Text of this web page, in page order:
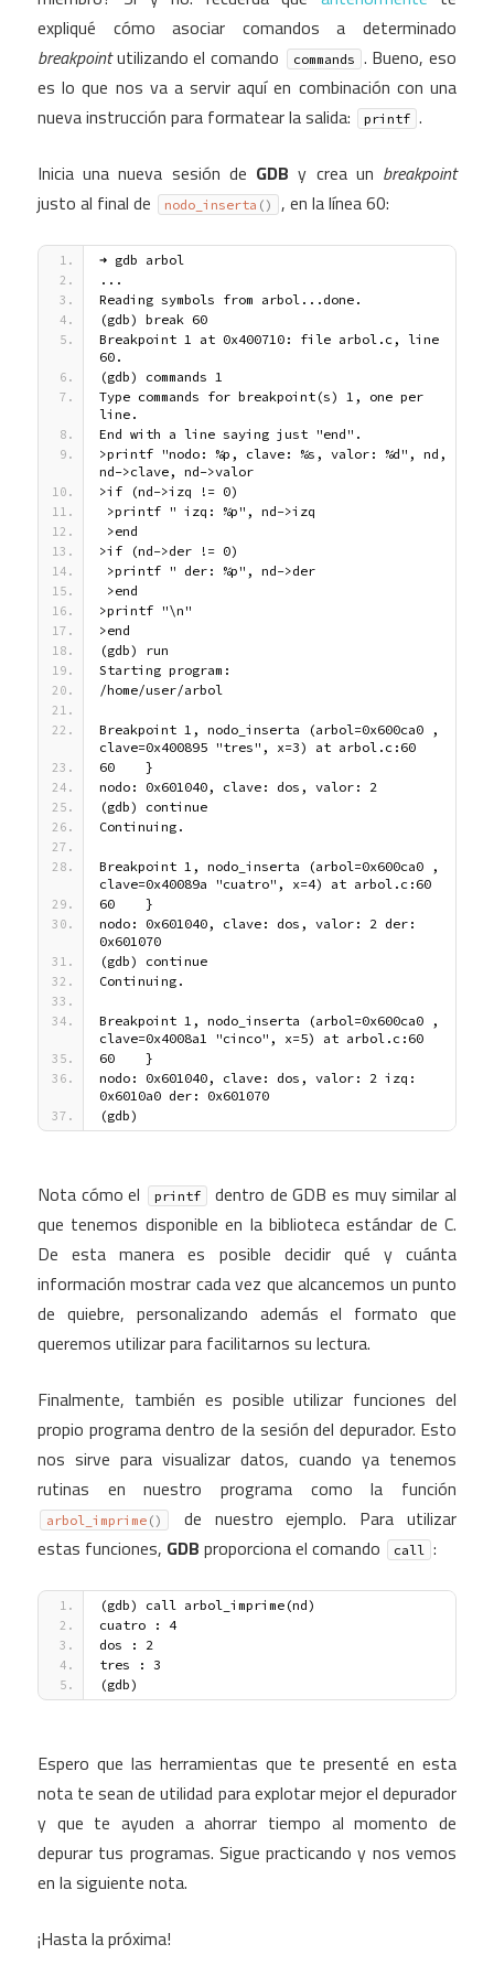
expliqué cómo asociar comandos a determinado
breakpointutilizando el comando commands . Bueno, eso
es lo que nos va a servir aquí en combinación con una
nueva instrucción para formatear la salida:
printf .
Inicia una nueva sesión de GDB y crea un breakpoint
justo al final de
nodo_inserta () , en la línea 60:
➜ gdb arbol
...
Reading symbols from arbol...done.
(gdb) break 60
Breakpoint 1 at 0x400710: file arbol.c, line
60.
(gdb) commands 1
Type commands for breakpoint(s) 1, one per
line.
End with a line saying just "end".
>printf "nodo: %p, clave: %s, valor: %d", nd,
nd->clave, nd->valor
>if (nd->izq != 0)
>printf " izq: %p", nd->izq
>end
>if (nd->der != 0)
>printf " der: %p", nd->der
>end
>printf "\n"
>end
(gdb) run
Starting program:
/home/user/arbol
Breakpoint 1, nodo_inserta (arbol=0x600ca0 ,
clave=0x400895 "tres", x=3) at arbol.c:60
60    }
nodo: 0x601040, clave: dos, valor: 2
(gdb) continue
Continuing.
Breakpoint 1, nodo_inserta (arbol=0x600ca0 ,
clave=0x40089a "cuatro", x=4) at arbol.c:60
60    }
nodo: 0x601040, clave: dos, valor: 2 der:
0x601070
(gdb) continue
Continuing.
Breakpoint 1, nodo_inserta (arbol=0x600ca0 ,
clave=0x4008a1 "cinco", x=5) at arbol.c:60
60    }
nodo: 0x601040, clave: dos, valor: 2 izq:
0x6010a0 der: 0x601070
(gdb)
Nota cómo el printf
dentro de GDB es muy similar al
que tenemos disponible en la biblioteca estándar de C.
De esta manera es posible decidir qué y cuánta
información mostrar cada vez que alcancemos un punto
de quiebre, personalizando además el formato que
queremos utilizar para facilitarnos su lectura.
Finalmente, también es posible utilizar funciones del
propio programa dentro de la sesión del depurador. Esto
nos sirve para visualizar datos, cuando ya tenemos
rutinas en nuestro programa como la función
arbol_imprime ()
de nuestro ejemplo. Para utilizar
estas funciones, GDB proporciona el comando call :
(gdb) call arbol_imprime(nd)
cuatro : 4
dos : 2
tres : 3
(gdb)
Espero que las herramientas que te presenté en esta
nota te sean de utilidad para explotar mejor el depurador
y que te ayuden a ahorrar tiempo al momento de
depurar tus programas. Sigue practicando y nos vemos
en la siguiente nota.
¡Hasta la próxima!